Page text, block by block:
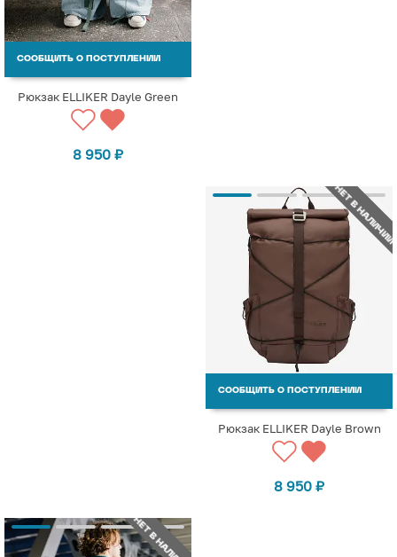
СООБЩИТЬ О ПОСТУПЛЕНИИ
Рюкзак ELLIKER Dayle Green
8 950 ₽
НЕТ В НАЛИЧИИ
СООБЩИТЬ О ПОСТУПЛЕНИИ
Рюкзак ELLIKER Dayle Brown
8 950 ₽